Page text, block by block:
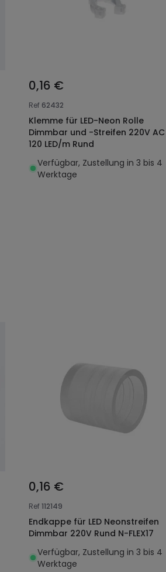
0,16 €
Ref 62432
Klemme für LED-Neon Rolle
Dimmbar und -Streifen 220V AC
120 LED/m Rund
Verfügbar, Zustellung in 3 bis 4
Werktage
0,16 €
Ref112149
Endkappe für LED Neonstreifen
Dimmbar 220V Rund N-FLEX17
Verfügbar, Zustellung in 3 bis 4
Werktage